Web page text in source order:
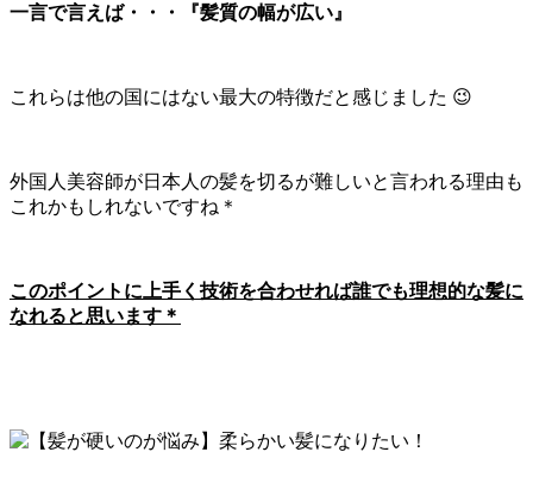
一言で言えば・・・『髪質の幅が広い』
これらは他の国にはない最大の特徴だと感じました 😉
外国人美容師が日本人の髪を切るが難しいと言われる理由も
これかもしれないですね＊
このポイントに上手く技術を合わせれば誰でも理想的な髪に
なれると思います＊